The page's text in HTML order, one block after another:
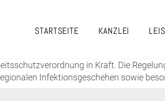
STARTSEITE KANZLEI
in Kraft. Die
Infektionsgeschehen sowie